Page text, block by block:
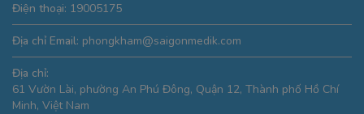
Điện thoại: 19005175
Địa chỉ Email: phongkham@saigonmedik.com
Địa chỉ:
61 Vườn Lài, phường An Phú Đông, Quận 12, Thành phố Hồ Chí
Minh, Việt Nam